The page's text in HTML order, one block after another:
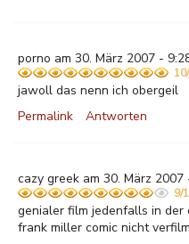
porno am 30. März 2007 -
jawoll das nenn ich obergeil
Permalink
Antworten
cazy greek am 30. März 2007
9/
genialer film jedenfalls in der
frank miller comic nicht